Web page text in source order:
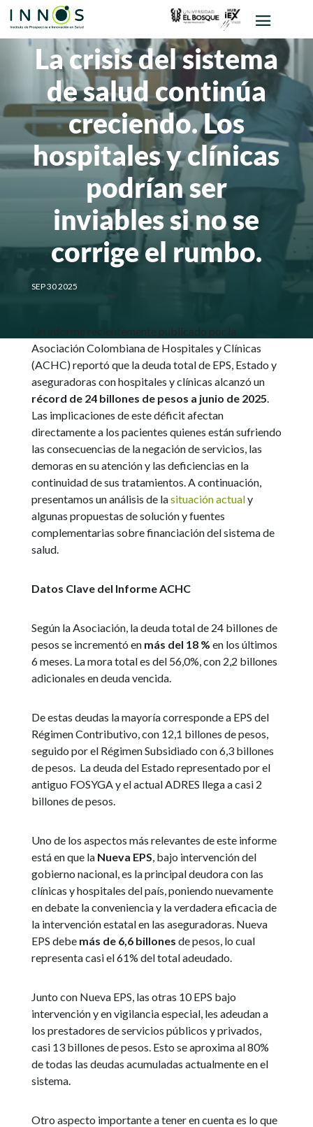
La crisis del sistema
de salud continúa
creciendo. Los
hospitales y clínicas
podrían ser
inviables si no se
corrige el rumbo.
SEP 30 2025
Asociación Colombiana de Hospitales y Clínicas
(ACHC) reportó que la deuda total de EPS, Estado y
aseguradoras con hospitales y clínicas alcanzó un
récord de 24 billones de pesos a junio de 2025.
Las implicaciones de este déficit afectan
directamente a los pacientes quienes están sufriendo
las consecuencias de la negación de servicios, las
demoras en su atención y las deficiencias en la
continuidad de sus tratamientos. A continuación,
presentamos un análisis de lasituación actualy
algunas propuestas de solución y fuentes
complementarias sobre financiación del sistema de
salud.
Datos Clave del Informe ACHC
Según la Asociación, la deuda total de 24 billones de
pesos se incrementó en más del 18 % en los últimos
6 meses. La mora total es del 56,0%, con 2,2 billones
adicionales en deuda vencida.
De estas deudas la mayoría corresponde a EPS del
Régimen Contributivo, con 12,1 billones de pesos,
seguido por el Régimen Subsidiado con 6,3 billones
de pesos. La deuda del Estado representado por el
antiguo FOSYGA y el actual ADRES llega a casi 2
billones de pesos.
Uno de los aspectos más relevantes de este informe
está en que la Nueva EPS, bajo intervención del
gobierno nacional, es la principal deudora con las
clínicas y hospitales del país, poniendo nuevamente
en debate la conveniencia y la verdadera eficacia de
la intervención estatal en las aseguradoras. Nueva
EPS debe más de 6,6 billones de pesos, lo cual
representa casi el 61% del total adeudado.
Junto con Nueva EPS, las otras 10 EPS bajo
intervención y en vigilancia especial, les adeudan a
los prestadores de servicios públicos y privados,
casi 13 billones de pesos. Esto se aproxima al 80%
de todas las deudas acumuladas actualmente en el
sistema.
Otro aspecto importante a tener en cuenta es lo que